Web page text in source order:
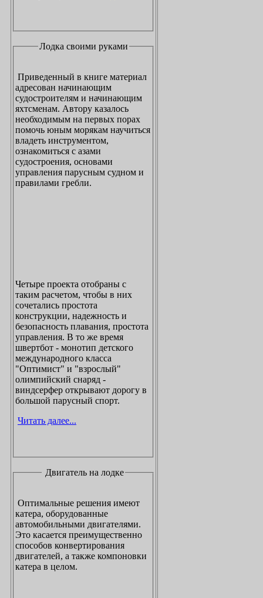
Лодка своими руками
Приведенный в книге материал
адресован начинающим
судостроителям и начинающим
яхтсменам. Автору казалось
необходимым на первых порах
помочь юным морякам научиться
владеть инструментом,
ознакомиться с азами
судостроения, основами
управления парусным судном и
правилами гребли.
Четыре проекта отобраны с
таким расчетом, чтобы в них
сочетались простота
конструкции, надежность и
безопасность плавания, простота
управления. В то же время
швертбот - монотип детского
международного класса
"Оптимист" и "взрослый"
олимпийский снаряд -
виндсерфер открывают дорогу в
большой парусный спорт.
Читать далее...
Двигатель на лодке
Оптимальные решения имеют
катера, оборудованные
автомобильными двигателями.
Это касается преимущественно
способов конвертирования
двигателей, а также компоновки
катера в целом.